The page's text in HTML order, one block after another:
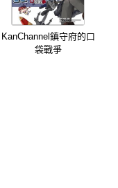
KanChannel鎮守府的口
袋戰爭